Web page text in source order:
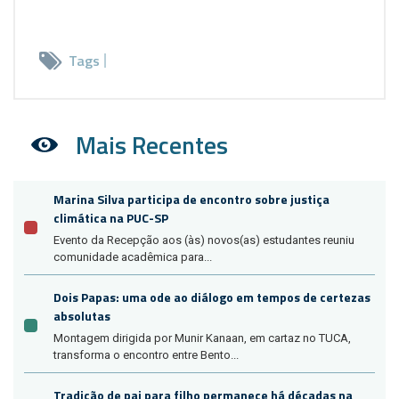
Tags
Mais Recentes
Marina Silva participa de encontro sobre justiça
climática na PUC-SP
Evento da Recepção aos (às) novos(as) estudantes reuniu
comunidade acadêmica para...
Dois Papas: uma ode ao diálogo em tempos de certezas
absolutas
Montagem dirigida por Munir Kanaan, em cartaz no TUCA,
transforma o encontro entre Bento...
Tradição de pai para filho permanece há décadas na